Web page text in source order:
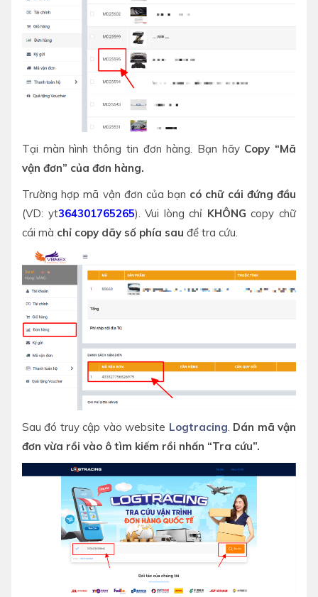
Tại màn hình thông tin đơn hàng. Bạn hãyCopy “Mã
vận đơn” của đơn hàng.
Trường hợp mã vận đơn của bạn có chữ cái đứng đầu
(VD: yt364301765265). Vui lòng chỉ KHÔNG copy chữ
cái mà chỉ copy dãy số phía sau để tra cứu.
Sau đó truy cập vào website Logtracing. Dán mã vận
đơn vừa rồi vào ô tìm kiếm rồi nhấn “Tra cứu”.